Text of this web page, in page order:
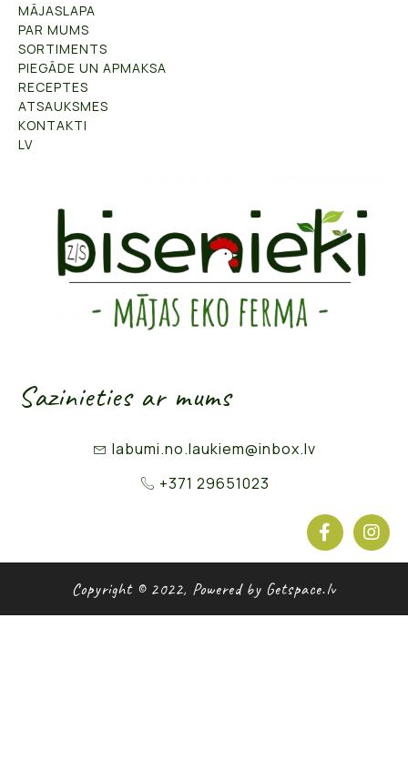
MĀJASLAPA
PAR MUMS
SORTIMENTS
PIEGĀDE UN APMAKSA
RECEPTES
ATSAUKSMES
KONTAKTI
LV
Sazinieties ar mums
labumi.no.laukiem@inbox.lv
+371 29651023
Copyright © 2022, Powered by Getspace.lv